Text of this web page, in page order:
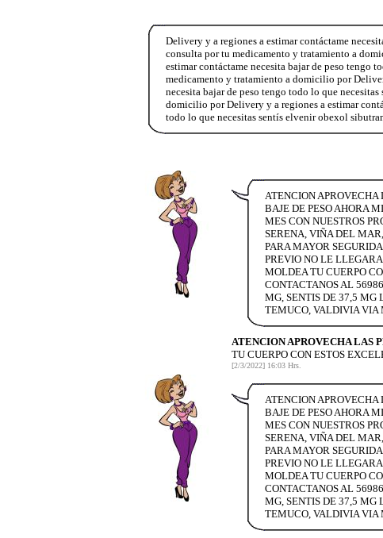
Delivery y a regiones a estimar contáctame
consulta por tu medicamento y tratamiento a
estimar contáctame necesita bajar de peso tengo
medicamento y tratamiento a domicilio por
necesita bajar de peso tengo todo lo que
domicilio por Delivery y a regiones a estimar
todo lo que necesitas sentís elvenir obexol
ATENCION APROVECHA
BAJE DE PESO AHORA
MES CON NUESTROS
SERENA, VIÑA DEL
PARA MAYOR
PREVIO NO LE
MOLDEA TU CUERPO
CONTACTANOS AL
MG, SENTIS DE 37,5 MG
TEMUCO, VALDIVIA VIA
ATENCION APROVECHA LAS
TU CUERPO CON ESTOS
[2/3/2022] 16:03 Hrs.
ATENCION APROVECHA
BAJE DE PESO AHORA
MES CON NUESTROS
SERENA, VIÑA DEL
PARA MAYOR
PREVIO NO LE
MOLDEA TU CUERPO
CONTACTANOS AL
MG, SENTIS DE 37,5 MG
TEMUCO, VALDIVIA VIA